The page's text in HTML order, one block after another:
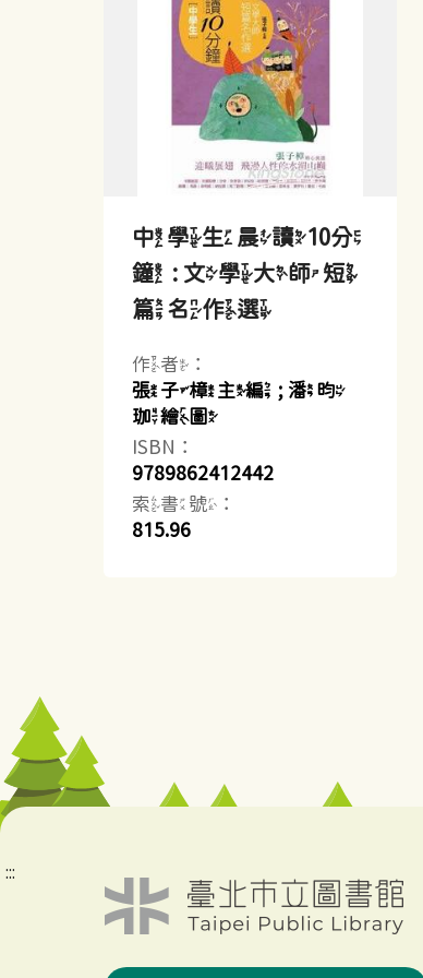
中學生晨讀10分
鐘 : 文學大師短
篇名作選
作者：
張子樟主編 ; 潘昀
珈繪圖
ISBN：
9789862412442
索書號：
815.96
:::